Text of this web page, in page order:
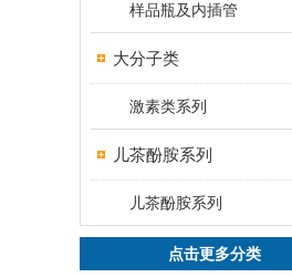
样品瓶及内插管
大分子类
激素类系列
儿茶酚胺系列
儿茶酚胺系列
点击更多分类